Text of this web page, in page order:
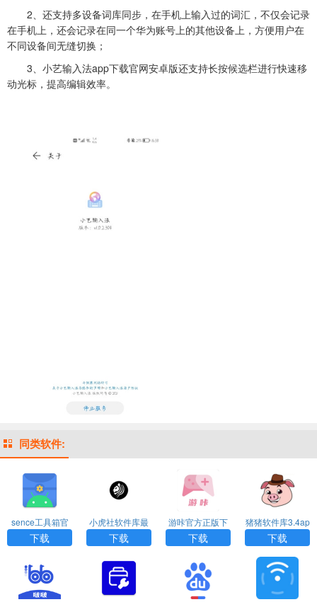
2、还支持多设备词库同步，在手机上输入过的词汇，不仅会记录
在手机上，还会记录在同一个华为账号上的其他设备上，方便用户在
不同设备间无缝切换；
3、小艺输入法app下载官网安卓版还支持长按候选栏进行快速移
动光标，提高编辑效率。
同类软件:
sence工具箱官
方版下载
下载
小虎社软件库最
新版本
下载
游咔官方正版下
载
下载
猪猪软件库3.4ap
k
下载